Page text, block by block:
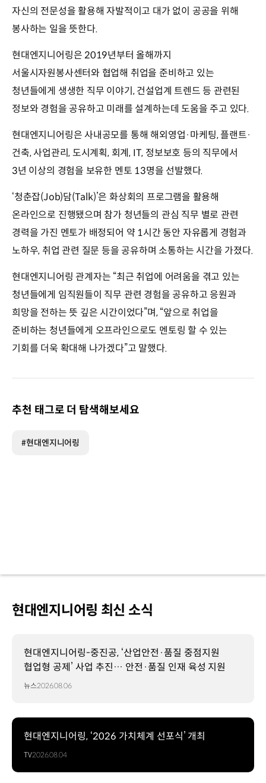
자신의 전문성을 활용해 자발적이고 대가 없이 공공을 위해
봉사하는 일을 뜻한다.
현대엔지니어링은 2019년부터 올해까지
서울시자원봉사센터와 협업해 취업을 준비하고 있는
청년들에게 생생한 직무 이야기, 건설업계 트렌드 등 관련된
정보와 경험을 공유하고 미래를 설계하는데 도움을 주고 있다.
현대엔지니어링은 사내공모를 통해 해외영업·마케팅, 플랜트·
건축, 사업관리, 도시계획, 회계, IT, 정보보호 등의 직무에서
3년 이상의 경험을 보유한 멘토 13명을 선발했다.
‘청춘잡(Job)담(Talk)’은 화상회의 프로그램을 활용해
온라인으로 진행됐으며 참가 청년들의 관심 직무 별로 관련
경력을 가진 멘토가 배정되어 약 1시간 동안 자유롭게 경험과
노하우, 취업 관련 질문 등을 공유하며 소통하는 시간을 가졌다.
현대엔지니어링 관계자는 “최근 취업에 어려움을 겪고 있는
청년들에게 임직원들이 직무 관련 경험을 공유하고 응원과
희망을 전하는 뜻 깊은 시간이었다”며, “앞으로 취업을
준비하는 청년들에게 오프라인으로도 멘토링 할 수 있는
기회를 더욱 확대해 나가겠다”고 말했다.
추천 태그로 더 탐색해보세요
#현대엔지니어링
현대엔지니어링 최신 소식
현대엔지니어링-중진공, ‘산업안전·품질 중점지원
협업형 공제’ 사업 추진… 안전·품질 인재 육성 지원
뉴스2026.08.06
현대엔지니어링, ‘2026 가치체계 선포식’ 개최
TV2026.08.04